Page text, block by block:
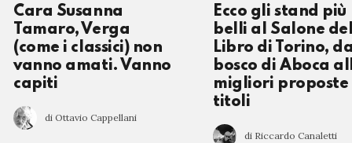
Cara Susanna
Tamaro, Verga
(come i classici) non
vanno amati. Vanno
capiti
di Ottavio Cappellani
Ecco gli stand più
belli al Salone
Libro di Torino,
bosco di Aboca
migliori proposte
titoli
di Riccardo Canaletti